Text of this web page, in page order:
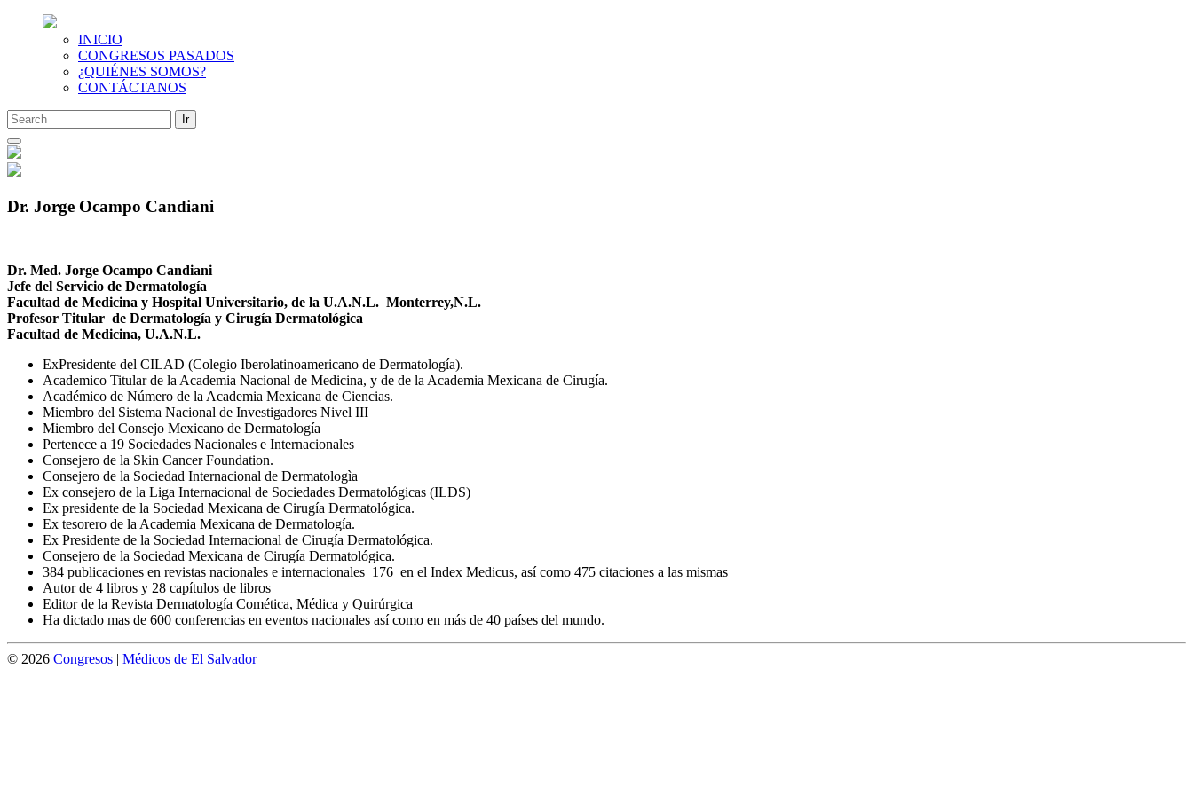
INICIO
CONGRESOS PASADOS
¿QUIÉNES SOMOS?
CONTÁCTANOS
Saltar
al
contenido
Dr. Jorge Ocampo Candiani
Dr. Med. Jorge Ocampo Candiani
Jefe del Servicio de Dermatología
Facultad de Medicina y Hospital Universitario, de la U.A.N.L. Monterrey,N.L.
Profesor Titular de Dermatología y Cirugía Dermatológica
Facultad de Medicina, U.A.N.L.
ExPresidente del CILAD (Colegio Iberolatinoamericano de Dermatología).
Academico Titular de la Academia Nacional de Medicina, y de de la Academia Mexicana de Cirugía.
Académico de Número de la Academia Mexicana de Ciencias.
Miembro del Sistema Nacional de Investigadores Nivel III
Miembro del Consejo Mexicano de Dermatología
Pertenece a 19 Sociedades Nacionales e Internacionales
Consejero de la Skin Cancer Foundation.
Consejero de la Sociedad Internacional de Dermatologìa
Ex consejero de la Liga Internacional de Sociedades Dermatológicas (ILDS)
Ex presidente de la Sociedad Mexicana de Cirugía Dermatológica.
Ex tesorero de la Academia Mexicana de Dermatología.
Ex Presidente de la Sociedad Internacional de Cirugía Dermatológica.
Consejero de la Sociedad Mexicana de Cirugía Dermatológica.
384 publicaciones en revistas nacionales e internacionales 176 en el Index Medicus, así como 475 citaciones a las mismas
Autor de 4 libros y 28 capítulos de libros
Editor de la Revista Dermatología Comética, Médica y Quirúrgica
Ha dictado mas de 600 conferencias en eventos nacionales así como en más de 40 países del mundo.
© 2026 Congresos | Médicos de El Salvador